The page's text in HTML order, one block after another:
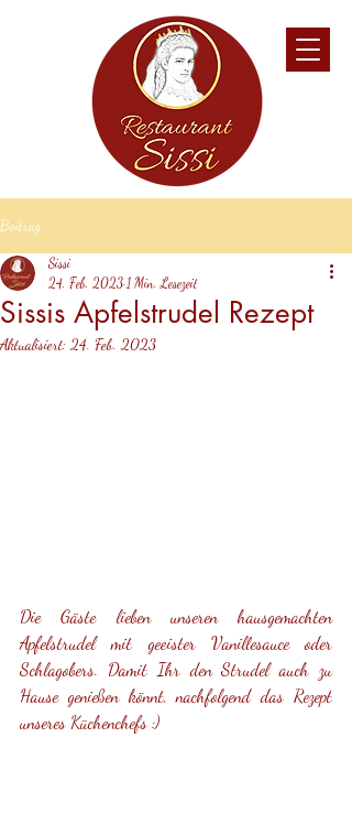
Beitrag
Sissis Apfelstrudel Rezept
Sissi
24. Feb. 2023 1 Min. Lesezeit
Aktualisiert: 24. Feb. 2023
Die Gäste lieben unseren hausgemachten
Apfelstrudel mit geeister Vanillesauce oder
Schlagobers. Damit Ihr den Strudel auch zu
Hause genießen könnt, nachfolgend das Rezept
unseres Küchenchefs :)